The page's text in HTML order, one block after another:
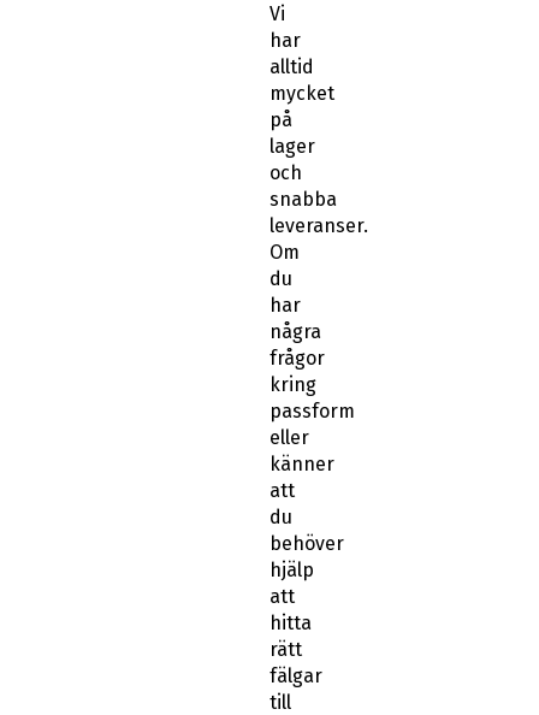
Vi
har
alltid
mycket
på
lager
och
snabba
leveranser.
Om
du
har
några
frågor
kring
passform
eller
känner
att
du
behöver
hjälp
att
hitta
rätt
fälgar
till